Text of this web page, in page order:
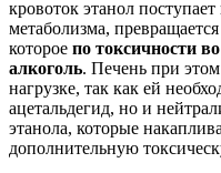
кровоток этанол
метаболизма,
которое по токсичности
алкоголь. Печень при этом
нагрузке, так как ей
ацетальдегид, но и
этанола, которые
дополнительную